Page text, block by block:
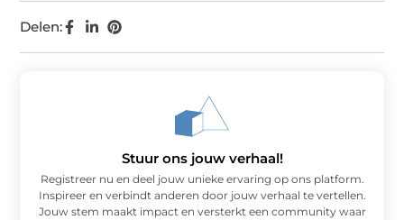
Delen:
Stuur ons jouw verhaal!
Registreer nu en deel jouw unieke ervaring op ons platform.
Inspireer en verbindt anderen door jouw verhaal te vertellen.
Jouw stem maakt impact en versterkt een community waar